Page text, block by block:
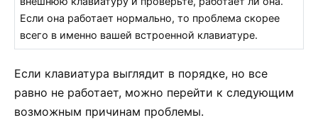
Если она работает нормально, то проблема скорее
всего в именно вашей встроенной клавиатуре.
Если клавиатура выглядит в порядке, но все
равно не работает, можно перейти к следующим
возможным причинам проблемы.